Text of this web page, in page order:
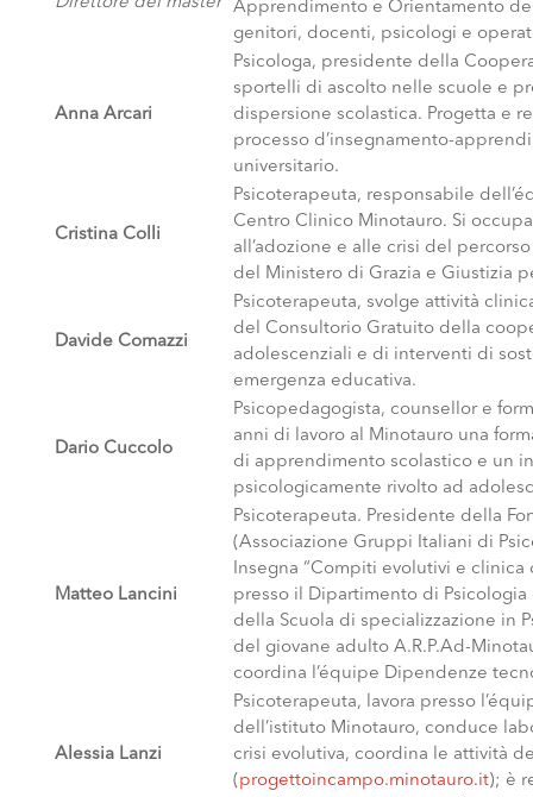
Apprendimento e Orientamento
genitori, docenti, psicologi e
Anna Arcari
Psicologa, presidente della
sportelli di ascolto nelle scuole e
dispersione scolastica. Progetta e
processo d’insegnamento-
universitario.
Cristina Colli
Psicoterapeuta, responsabile
Centro Clinico Minotauro. Si
all’adozione e alle crisi del
del Ministero di Grazia e Giustizia
Davide Comazzi
Psicoterapeuta, svolge attività
del Consultorio Gratuito della
adolescenziali e di interventi di
emergenza educativa.
Dario Cuccolo
Psicopedagogista, counsellor e
anni di lavoro al Minotauro una
di apprendimento scolastico e un
psicologicamente rivolto ad
Matteo Lancini
Psicoterapeuta. Presidente della
(Associazione Gruppi Italiani di
Insegna “Compiti evolutivi e
presso il Dipartimento di
della Scuola di specializzazione in
del giovane adulto A.R.P.Ad-
coordina l’équipe Dipendenze
Alessia Lanzi
Psicoterapeuta, lavora presso
dell’istituto Minotauro, conduce
crisi evolutiva, coordina le attività
( progettoincampo.minotauro.it); è